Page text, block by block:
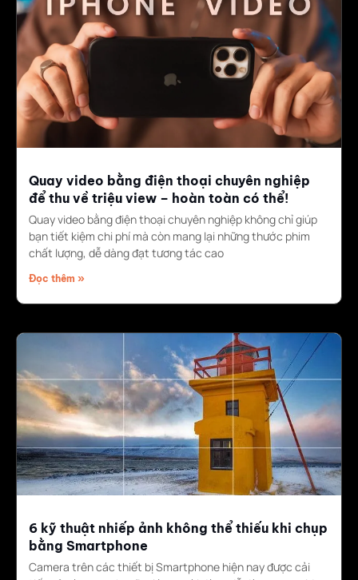
Quay video bằng điện thoại chuyên nghiệp
để thu về triệu view – hoàn toàn có thể!
Quay video bằng điện thoại chuyên nghiệp không chỉ giúp
bạn tiết kiệm chi phí mà còn mang lại những thước phim
chất lượng, dễ dàng đạt tương tác cao
Đọc thêm »
6 kỹ thuật nhiếp ảnh không thể thiếu khi chụp
bằng Smartphone
Camera trên các thiết bị Smartphone hiện nay được cải